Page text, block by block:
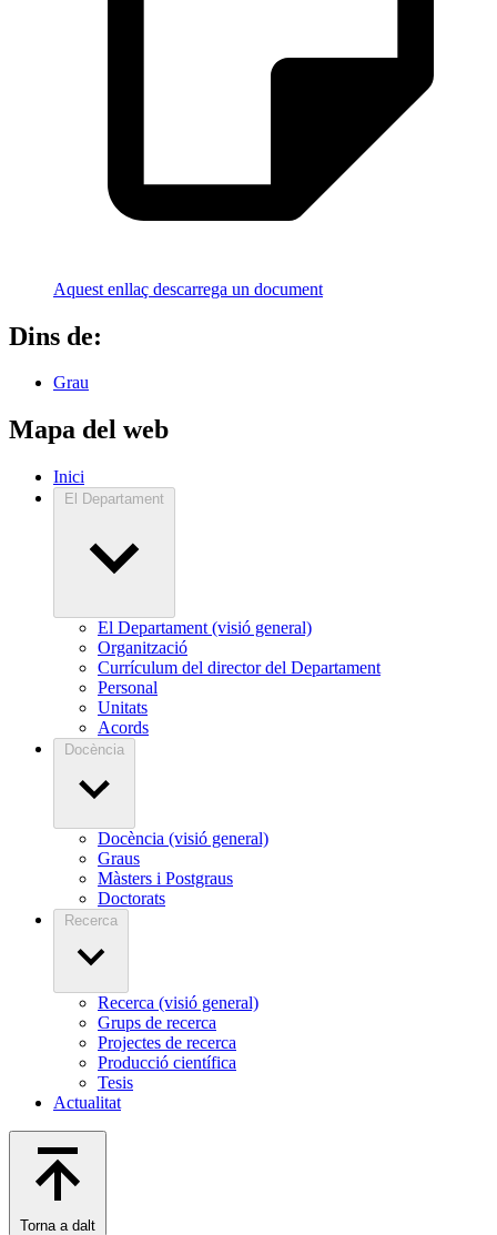
Aquest enllaç descarrega un document
Dins de:
Grau
Mapa del web
Inici
El Departament
El Departament (visió general)
Organització
Currículum del director del Departament
Personal
Unitats
Acords
Docència
Docència (visió general)
Graus
Màsters i Postgraus
Doctorats
Recerca
Recerca (visió general)
Grups de recerca
Projectes de recerca
Producció científica
Tesis
Actualitat
Torna a dalt